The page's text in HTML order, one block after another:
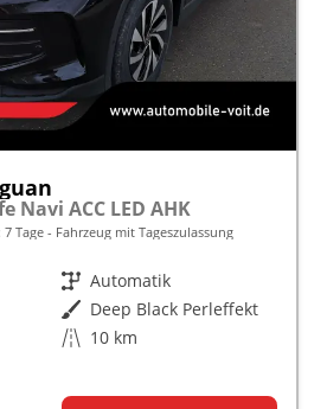
Navi ACC LED AHK
7 Tage Fahrzeug mit Tageszulassung
Getriebe Automatik
Außenfarbe Deep Black Perleffekt
Kilometerstand 10 km